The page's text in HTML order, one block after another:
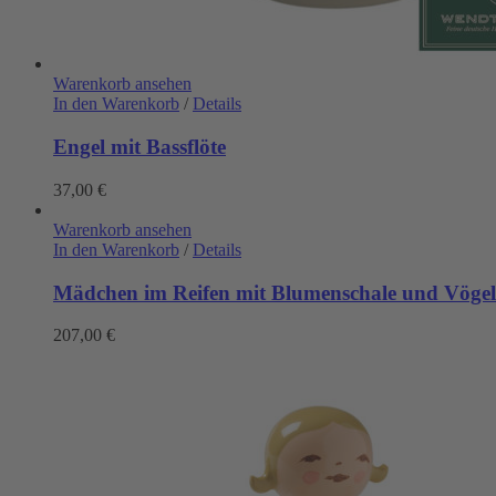
Warenkorb ansehen
In den Warenkorb / Details
Engel mit Bassflöte
37,00 €
Warenkorb ansehen
In den Warenkorb / Details
Mädchen im Reifen mit Blumenschale und
207,00 €